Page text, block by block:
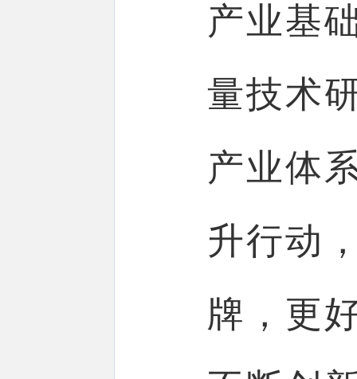
产业基
量技术
产业体
升行动
牌，更